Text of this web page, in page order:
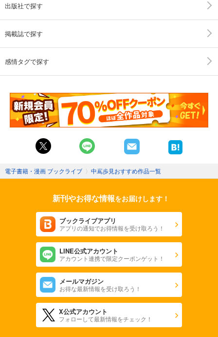
出版社で探す
掲載誌で探す
感情タグで探す
電子書籍・漫画 ブックライブ 〉 中嶌歩見おすすめ作品一覧
新刊やお得な情報をお届けします！
ブックライブアプリ
アプリの通知でお得情報を受け取ろう！
LINE公式アカウント
アカウント連携で限定クーポンゲット！
メールマガジン
お得な最新情報を受け取ろう！
X公式アカウント
フォローして最新情報をチェック！